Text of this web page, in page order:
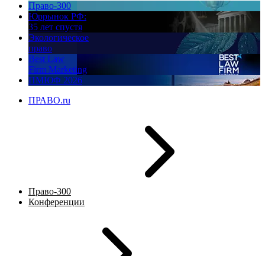
Право-300
Юррынок РФ:
35 лет спустя
Экологическое
право
Best Law
Firm Marketing
ПМЮФ 2026
ПРАВО.ru
Право-300
Конференции